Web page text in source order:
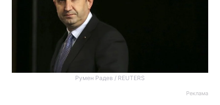
Румен Радев / REUTERS
Реклама